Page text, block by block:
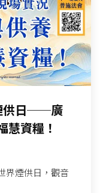
供日──廣
慧資糧！
界煙供日，觀音